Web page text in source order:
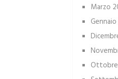
Marzo